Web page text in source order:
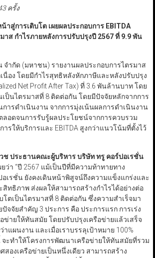
ครั้ง
าสู่การเติบโต เผยผลประกอบการ EBITDA
าส กำไรภายหลังการปรับปรุงปี 2567 ที่ 9.9 พัน
จำกัด (มหาชน) รายงานผลประกอบการไตรมาส
นื่อง โดยมีกำไรสุทธิหลังหักภาษีและหลังปรับปรุง
Net Profit After Tax) ที่ 3.6 พันล้านบาท โดย
เป็นไตรมาสที่ 8 ติดต่อกัน โดยมีปัจจัยหลักจากการ
ารดำเนินงาน จากการมุ่งเน้นผลการดำเนินงาน
ลอดจนการรับรู้ผลประโยชน์จากการควบรวม
ารให้บริการและ EBITDA สูงกว่าแนวโน้มที่ตั้งไว้
ประธานคณะผู้บริหาร บริษัท ทรู คอร์ปอเรชั่น
ยว่า “ปี 2567 แม้เป็นปีที่มีความท้าทายทาง
อเรชั่น ยังคงเดินหน้าพิสูจน์ถึงความแข็งแกร่งและ
ทธิภาพ ส่งผลให้สามารถสร้างกำไรได้อย่างต่อ
บโตเป็นไตรมาสที่ 8 ติดต่อกัน ซึ่งความสำเร็จมา
จจัยสำคัญ 3 ประการ คือ ประการแรก การเร่ง
ข่ายให้ทันสมัย โดยปรับปรุงเครือข่ายแล้วเสร็จ
าแผนงาน และเมื่อเราบรรลุเป้าหมาย 100%
จะทำให้โครงการพัฒนาเครือข่ายให้ทันสมัยที่รวม
สองเครือข่ายเป็นหนึ่งเดียว สามารถสร้าง